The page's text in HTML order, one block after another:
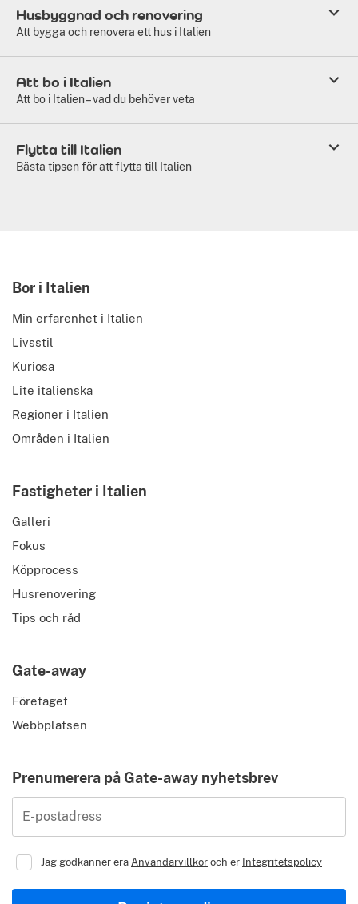
Husbyggnad och renovering
Att bygga och renovera ett hus i Italien
Att bo i Italien
Att bo i Italien – vad du behöver veta
Flytta till Italien
Bästa tipsen för att flytta till Italien
Bor i Italien
Min erfarenhet i Italien
Livsstil
Kuriosa
Lite italienska
Regioner i Italien
Områden i Italien
Fastigheter i Italien
Galleri
Fokus
Köpprocess
Husrenovering
Tips och råd
Gate-away
Företaget
Webbplatsen
Prenumerera på Gate-away nyhetsbrev
E-postadress
Jag godkänner eraAnvändarvillkoroch er Integritetspolicy